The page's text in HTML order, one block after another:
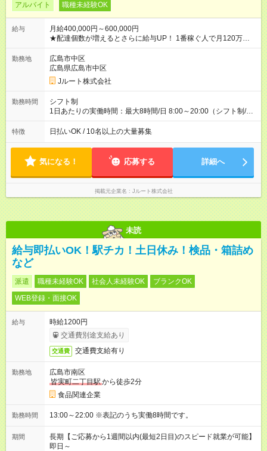
アルバイト 職種未経験OK
給与
月給400,000円～600,000円
★配達個数が増えるとさらに給与UP！ 1番稼ぐ人で月120万ほ
ど！ ・主要都市エリア 月収55万円／週5日稼働 月収65万~112
万円／週6日稼働 ・地方郊外エリア 月収40万円／週5日稼働 月
収40万円~50万円／週6日稼働 ＜モデルイメージ＞ ■月収50万
円 (27歳男性/江東区在住)※元建築関係 1日150個配達×25日勤務
(日休み) ■月収80万円(43歳男性/墨田区在住)※元営業 1日200個
勤務地
広島市中区
広島県広島市中区
Jルート株式会社
勤務時間
シフト制
1日あたりの実働時間：最大8時間/日 8:00～20:00（シフト制/実
働8時間） ※週5日勤務（場所次第では週4も有り） ※配達状況に
よって時間外での勤務可能性有り ※案件により多少の前後あり
特徴 日払いOK / 10名以上の大量募集
気になる！ 応募する 詳細へ
掲載元企業名 Jルート株式会社
未読
給与即払いOK！駅チカ！土日休み！検品・箱詰め
など
派遣 職種未経験OK 社会人未経験OK
ブランクOK
WEB登録・面接OK
給与
時給1200円
交通費別途支給あり
交通費 交通費支給有り
勤務地
広島市南区
皆実町二丁目駅から徒歩2分
食品関連企業
勤務時間 13:00～22:00 ※表記のうち実働8時間です。
期間
長期【ご応募から1週間以内(最短2日目)のスピード就業が可能】
即日～